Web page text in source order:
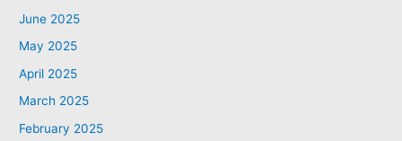
June 2025
May 2025
April 2025
March 2025
February 2025